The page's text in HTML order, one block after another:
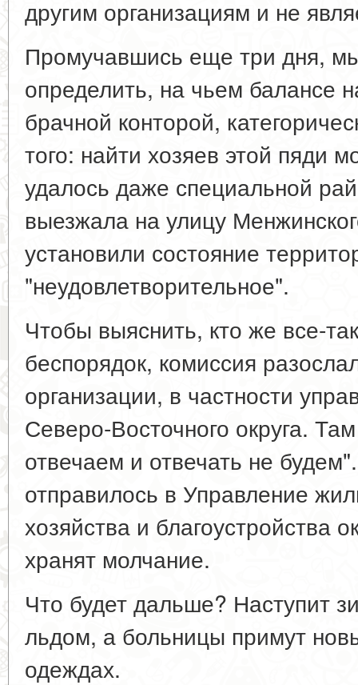
другим организациям и не
Промучавшись еще три дня,
определить, на чьем балансе
брачной конторой,
того: найти хозяев этой пяди
удалось даже специальной
выезжала на улицу
установили состояние
"неудовлетворительное".
Чтобы выяснить, кто же все-
беспорядок, комиссия
организации, в частности
Северо-Восточного округа.
отвечаем и отвечать не
отправилось в Управление
хозяйства и благоустройства
хранят молчание.
Что будет дальше? Наступит
льдом, а больницы примут
одеждах.